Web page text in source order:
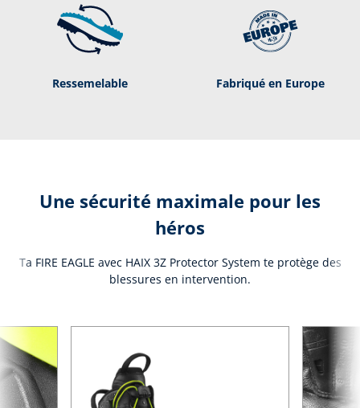
Ressemelable Fabriqué en Europe
Une sécurité maximale pour les
héros
Ta FIRE EAGLE avec HAIX 3Z Protector System te protège des
blessures en intervention.